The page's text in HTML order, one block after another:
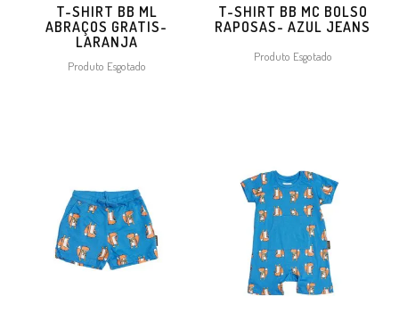
T-SHIRT BB ML
ABRAÇOS GRATIS-
LARANJA
Produto Esgotado
T-SHIRT BB MC BOLSO
RAPOSAS- AZUL JEANS
Produto Esgotado